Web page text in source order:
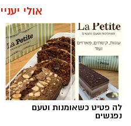
אולי
לה פטיט כשאומנות וטעם
נפגשים